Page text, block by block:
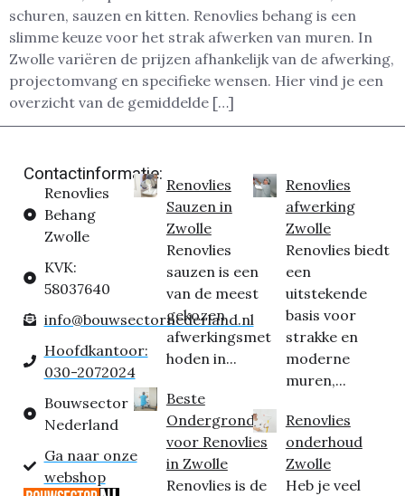
schuren, sauzen en kitten. Renovlies behang is een
slimme keuze voor het strak afwerken van muren. In
Zwolle variëren de prijzen afhankelijk van de afwerking,
projectomvang en specifieke wensen. Hier vind je een
overzicht van de gemiddelde […]
Contactinformatie:
Renovlies
Behang
Zwolle
KVK:
58037640
info@bouwsectornederland.nl
Hoofdkantoor:
030-2072024
Bouwsector
Nederland
Ga naar onze
webshop
Renovlies
Sauzen in
Zwolle
Renovlies
sauzen is een
van de meest
gekozen
afwerkingsmet
hoden in...
Beste
Ondergrond
voor Renovlies
in Zwolle
Renovlies is de
Renovlies
afwerking
Zwolle
Renovlies biedt
een
uitstekende
basis voor
strakke en
moderne
muren,...
Renovlies
onderhoud
Zwolle
Heb je veel